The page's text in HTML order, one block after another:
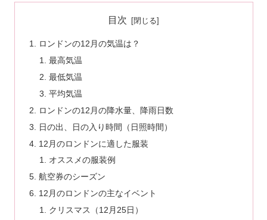
目次
ロンドンの12月の気温は？
最高気温
最低気温
平均気温
ロンドンの12月の降水量、降雨日数
日の出、日の入り時間（日照時間）
12月のロンドンに適した服装
オススメの服装例
航空券のシーズン
12月のロンドンの主なイベント
クリスマス（12月25日）